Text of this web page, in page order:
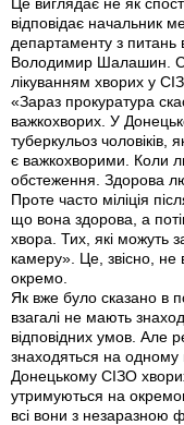
відповідає начальник
департаменту з питань
Володимир Шалашин.
лікуванням хворих у
«Зараз прокуратура
важкохворих. У
туберкульоз
є важкохворими. Коли
обстеження. Здорова
Проте часто міліція
що вона здорова, а
хвора. Тих, які можуть
камеру». Це, звісно, не
окремо.
Як вже було сказано в
взагалі не мають
відповідних умов. Але
знаходяться на
Донецькому СІЗО
утримуються на
всі вони з незаразною